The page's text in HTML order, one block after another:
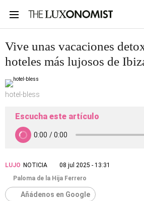
Vive unas vacaciones
hoteles más lujosos de
hotel-bless
Escucha este artículo
LUJO NOTICIA
08 jul 2025 - 13:31
Paloma de la Hija Ferrero
Añádenos en Google